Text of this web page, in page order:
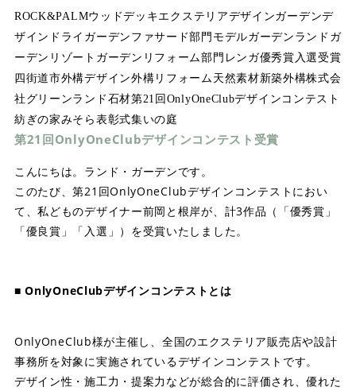
ROCK&PALMウッドデッキエクステリアデザインガーデンデ
ザイン ドライガーデン ファサード部門 モデルガーデン ランドガ
ーデン リゾートガーデン リフォーム部門 レンガ優秀賞 入選受賞
四街道市外構デザイン外構リフォーム 天然素材新築外構株式会
社グリーンランド 石材第21回OnlyOneClubデザインコンテスト
紡ぎの家みそら 表彰式集いの庭
第21回OnlyOneClubデザインコンテスト受賞
こんにちは。ランド・ガーデンです。
このたび、第21回OnlyOneClubデザインコンテストにおい
て、私どものデザイナー前岡と根岸が、計3作品（「優秀賞」
「優良賞」「入選」）を受賞いたしました。
■ OnlyOneClubデザインコンテストとは
OnlyOneClub様が主催し、全国のエクステリア販売店や設計
事務所を対象に実施されているデザインコンテストです。
デザイン性・施工力・提案力などが総合的に評価され、優れた